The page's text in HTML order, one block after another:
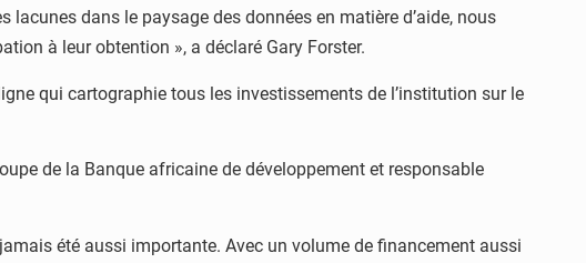
dans le paysage des données en matière d’aide, nous
à leur obtention », a déclaré Gary Forster.
qui cartographie tous les investissements de l’institution sur le
de la Banque africaine de développement et responsable
été aussi importante. Avec un volume de financement aussi